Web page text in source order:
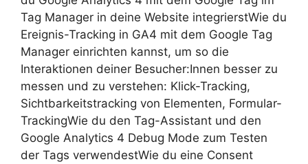
Tag Manager in deine Website integrierstWie du
Ereignis-Tracking in GA4 mit dem Google Tag
Manager einrichten kannst, um so die
Interaktionen deiner Besucher:Innen besser zu
messen und zu verstehen: Klick-Tracking,
Sichtbarkeitstracking von Elementen, Formular-
TrackingWie du den Tag-Assistant und den
Google Analytics 4 Debug Mode zum Testen
der Tags verwendestWie du eine Consent